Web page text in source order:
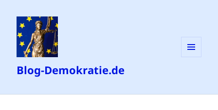
Blog-Demokratie.de